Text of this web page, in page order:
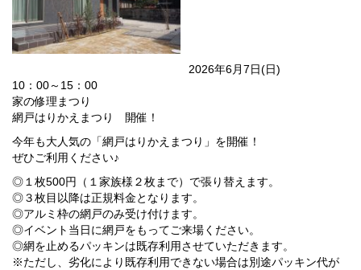
2026年6月7日(日)
10：00～15：00
家の修理まつり
網戸はりかえまつり 開催！
今年も大人気の「網戸はりかえまつり」を開催！
ぜひご利用ください♪
◎１枚500円（１家族様２枚まで）で張り替えます。
◎３枚目以降は正規料金となります。
◎アルミ枠の網戸のみ受け付けます。
◎イベント当日に網戸をもってご来場ください。
◎網を止めるパッキンは既存利用させていただきます。
※ただし、劣化により既存利用できない場合は別途パッキン代が